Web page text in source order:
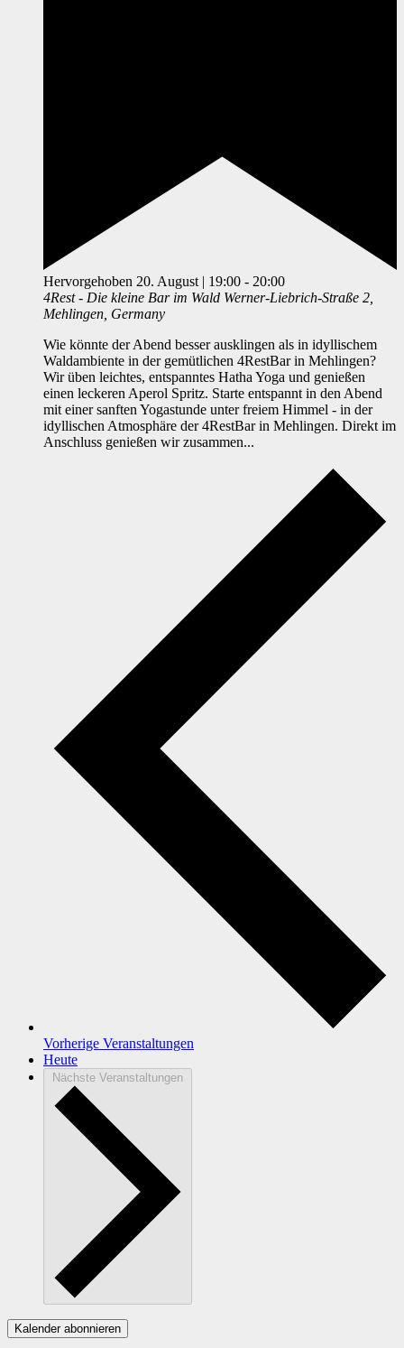
Hervorgehoben 20. August | 19:00 - 20:00
4Rest - Die kleine Bar im Wald Werner-Liebrich-Straße 2,
Mehlingen, Germany
Wie könnte der Abend besser ausklingen als in idyllischem
Waldambiente in der gemütlichen 4RestBar in Mehlingen?
Wir üben leichtes, entspanntes Hatha Yoga und genießen
einen leckeren Aperol Spritz. Starte entspannt in den Abend
mit einer sanften Yogastunde unter freiem Himmel - in der
idyllischen Atmosphäre der 4RestBar in Mehlingen. Direkt im
Anschluss genießen wir zusammen...
Vorherige Veranstaltungen
Heute
Nächste Veranstaltungen
Kalender abonnieren